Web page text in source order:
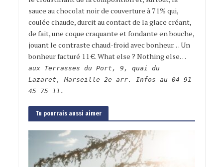
sauce au chocolat noir de couverture à 71% qui,
coulée chaude, durcit au contact de la glace créant,
de fait, une coque craquante et fondante en bouche,
jouant le contraste chaud-froid avec bonheur… Un
bonheur facturé 11 €. What else ? Nothing else…
aux Terrasses du Port, 9, quai du
Lazaret, Marseille 2e arr. Infos au 04 91
45 75 11.
Tu pourrais aussi aimer